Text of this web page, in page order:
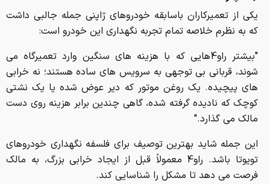
یکی از تعمیرکاران باسابقه خودروهای ژاپنی جمله جالبی داشت
که به نظرم خلاصه تمام تجربه نگهداری این خودرو است:
"بیشتر راو4هایی که با هزینه های سنگین وارد تعمیرگاه می
شوند، قربانی بی توجهی به سرویس های ساده هستند؛ نه خرابی
های پیچیده. یک روغن موتور که دیر عوض شده یا یک نشتی
کوچک که نادیده گرفته شده، گاهی چندین برابر هزینه روی دست
مالک می گذارد."
این جمله شاید بهترین توصیف برای فلسفه نگهداری خودروهای
تویوتا باشد. راو4 معمولاً قبل از ایجاد خرابی بزرگ، به مالک
فرصت می دهد تا مشکل را شناسایی کند.